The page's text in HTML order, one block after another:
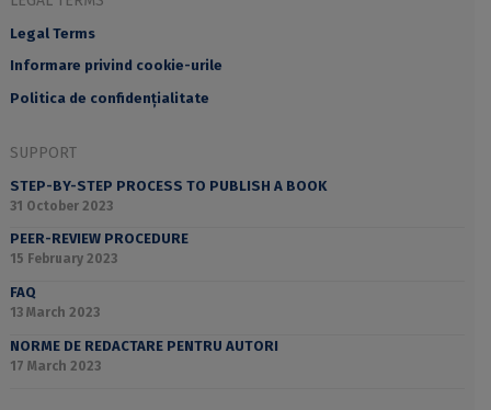
Legal Terms
Informare privind cookie-urile
Politica de confidențialitate
SUPPORT
STEP-BY-STEP PROCESS TO PUBLISH A BOOK
31 October 2023
PEER-REVIEW PROCEDURE
15 February 2023
FAQ
13 March 2023
NORME DE REDACTARE PENTRU AUTORI
17 March 2023